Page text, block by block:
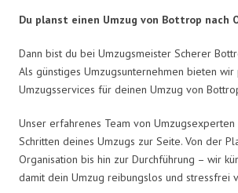
Du planst einen Umzug von Bottrop nach
Dann bist du bei Umzugsmeister Scherer
Als günstiges Umzugsunternehmen bieten
Umzugsservices für deinen Umzug von
Unser erfahrenes Team von
Schritten deines Umzugs zur Seite. Von der
Organisation bis hin zur Durchführung – wir
damit dein Umzug reibungslos und stressfrei